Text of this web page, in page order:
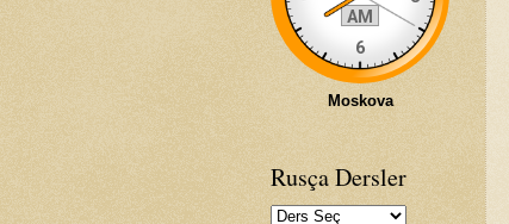
Rusça Dersler